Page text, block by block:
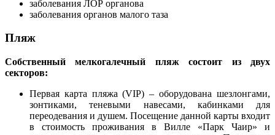
заболевания ЛОР органова
заболевания органов малого таза
Пляж
Собственный мелкогалечный пляж состоит из двух
секторов:
Первая карта пляжа (VIP) – оборудована шезлонгами,
зонтиками, теневыми навесами, кабинками для
переодевания и душем. Посещение данной карты входит
в стоимость проживания в Вилле «Парк Чаир» и